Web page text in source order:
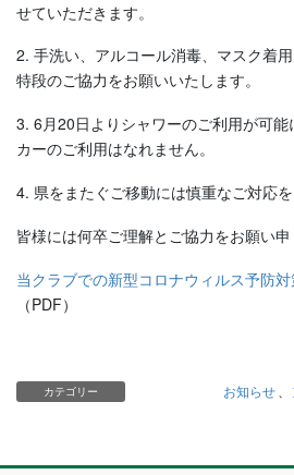
せていただきます。
2. 手洗い、アルコール消毒、マスク着
特段のご協力をお願いいたします。
3. 6月20日よりシャワーのご利用が可
カーのご利用はなれません。
4. 県をまたぐご移動には慎重なご対応を
皆様には何卒ご理解とご協力をお願い申
当クラブでの新型コロナウィルス予防
（PDF）
カテゴリー お知らせ